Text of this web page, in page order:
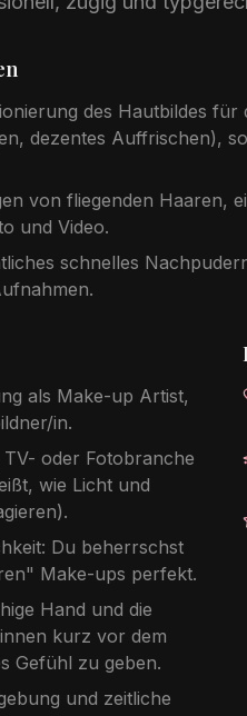
des Hautbildes
dezentes Auffrischen),
von fliegenden Haaren,
und Video.
schnelles
als Make-up Artist,
in.
oder Fotobranche
wie Licht und
Du beherrschst
Make-ups perfekt.
Hand und die
kurz vor dem
Gefühl zu geben.
und zeitliche